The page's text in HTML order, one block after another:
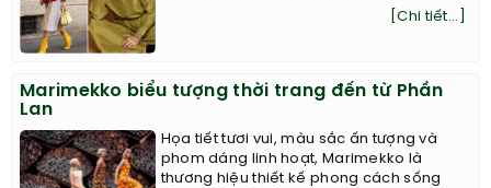
[Chi tiết...]
Marimekko biểu tượng thời trang đến từ Phần
Lan
Họa tiết tươi vui, màu sắc ấn tượng và
phom dáng linh hoạt, Marimekko là
thương hiệu thiết kế phong cách sống